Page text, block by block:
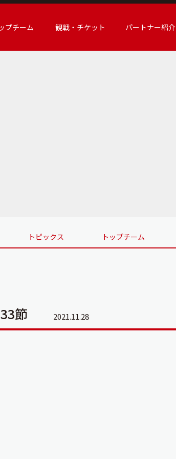
プチーム 観戦・チケット パートナー紹介
トピックス トップチーム
節 2021.11.28